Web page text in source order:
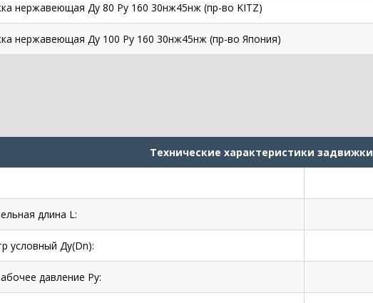
нержавеющая Ду 80 Ру 160 30нж45нж (пр-во KITZ)
нержавеющая Ду 100 Ру 160 30нж45нж (пр-во Япония)
Технические характеристики задвижки
длина L:
условный Ду(Dn):
давление Ру: